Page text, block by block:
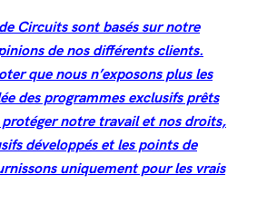
Circuits sont basés sur notre
de nos différents clients.
que nous n’exposons plus les
des programmes exclusifs prêts
notre travail et nos droits,
développés et les points de
uniquement pour les vrais